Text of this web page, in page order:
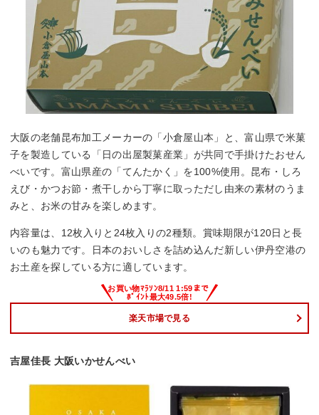
大阪の老舗昆布加工メーカーの「小倉屋山本」と、富山県で米菓
子を製造している「日の出屋製菓産業」が共同で手掛けたおせん
べいです。富山県産の「てんたかく」を100%使用。昆布・しろ
えび・かつお節・煮干しから丁寧に取っただし由来の素材のうま
みと、お米の甘みを楽しめます。
内容量は、12枚入りと24枚入りの2種類。賞味期限が120日と長
いのも魅力です。日本のおいしさを詰め込んだ新しい伊丹空港の
お土産を探している方に適しています。
楽天市場で見る
吉屋佳長 大阪いかせんべい